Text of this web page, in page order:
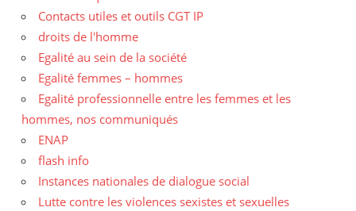
Contacts utiles et outils CGT IP
droits de l'homme
Egalité au sein de la société
Egalité femmes – hommes
Egalité professionnelle entre les femmes et les
hommes, nos communiqués
ENAP
flash info
Instances nationales de dialogue social
Lutte contre les violences sexistes et sexuelles